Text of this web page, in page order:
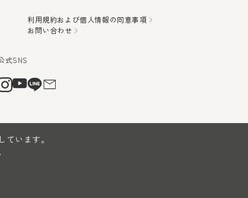
利用規約および個人情報の同意事項
お問い合わせ
います。